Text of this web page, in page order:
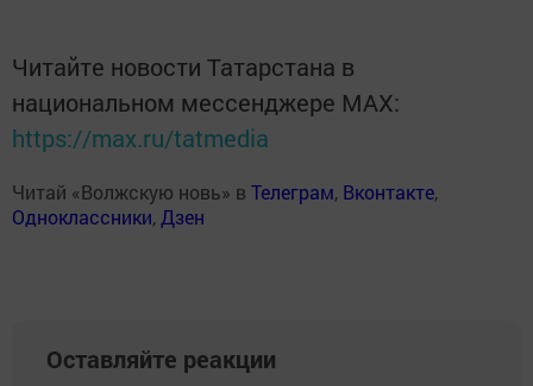
Читайте новости Татарстана в
национальном мессенджере MАХ:
https://max.ru/tatmedia
Читай «Волжскую новь» в Телеграм, Вконтакте,
Одноклассники, Дзен
Оставляйте реакции